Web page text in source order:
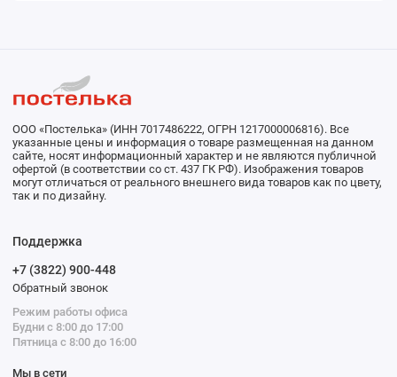
ООО «Постелька» (ИНН 7017486222, ОГРН 1217000006816). Все
указанные цены и информация о товаре размещенная на данном
сайте, носят информационный характер и не являются публичной
офертой (в соответствии со ст. 437 ГК РФ). Изображения товаров
могут отличаться от реального внешнего вида товаров как по цвету,
так и по дизайну.
Поддержка
+7 (3822) 900-448
Обратный звонок
Режим работы офиса
Будни с 8:00 до 17:00
Пятница с 8:00 до 16:00
Мы в сети